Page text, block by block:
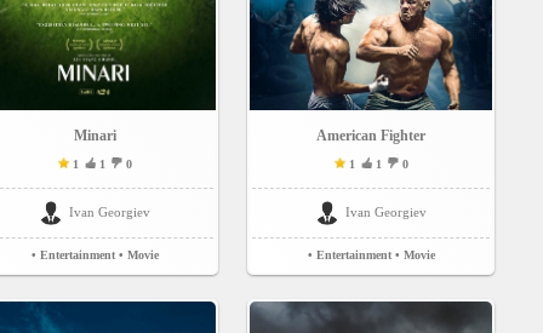
Minari
1 1 0
Ivan Georgiev
• Entertainment • Movie
American Fighter
1 1 0
Ivan Georgiev
• Entertainment • Movie